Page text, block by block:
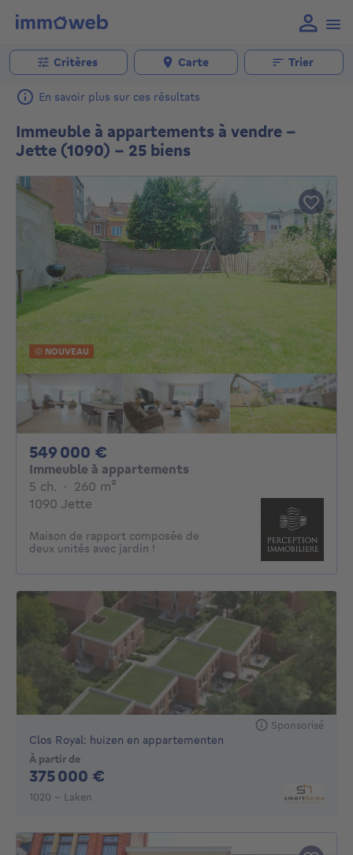
Critères Carte Trier
En savoir plus sur ces résultats
Immeuble à appartements à vendre -
Jette (1090) - 25 biens
NOUVEAU
549 000 €
Immeuble à appartements
5 ch. 5 chambres
· 260 m²
1090 Jette
Maison de rapport composée de
deux unités avec jardin !
Sponsorisé
Clos Royal: huizen en appartementen
À partir de
375 000 €
1020 - Laken